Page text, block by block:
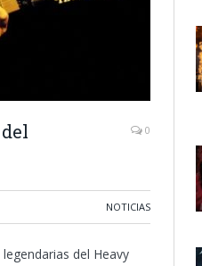
0
NOTICIAS
del Heavy